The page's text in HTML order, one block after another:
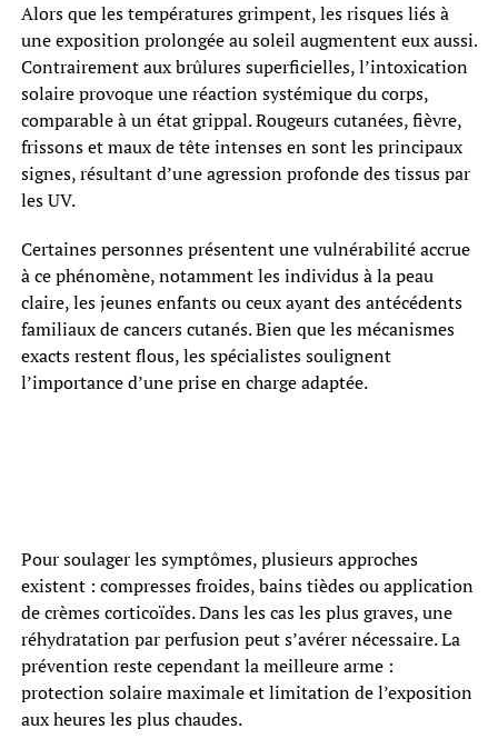
Alors que les températures grimpent, les risques liés à
une exposition prolongée au soleil augmentent eux aussi.
Contrairement aux brûlures superficielles, l’intoxication
solaire provoque une réaction systémique du corps,
comparable à un état grippal. Rougeurs cutanées, fièvre,
frissons et maux de tête intenses en sont les principaux
signes, résultant d’une agression profonde des tissus par
les UV.
Certaines personnes présentent une vulnérabilité accrue
à ce phénomène, notamment les individus à la peau
claire, les jeunes enfants ou ceux ayant des antécédents
familiaux de cancers cutanés. Bien que les mécanismes
exacts restent flous, les spécialistes soulignent
l’importance d’une prise en charge adaptée.
Pour soulager les symptômes, plusieurs approches
existent : compresses froides, bains tièdes ou application
de crèmes corticoïdes. Dans les cas les plus graves, une
réhydratation par perfusion peut s’avérer nécessaire. La
prévention reste cependant la meilleure arme :
protection solaire maximale et limitation de l’exposition
aux heures les plus chaudes.